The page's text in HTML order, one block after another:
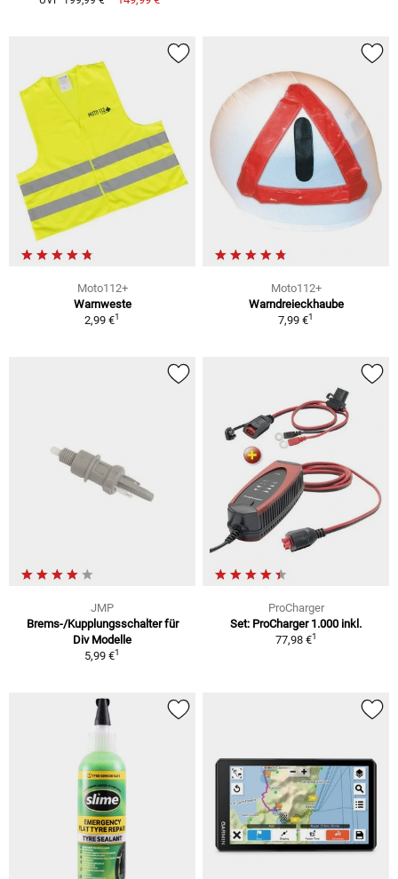
Moto112+
Warnweste
2,99 €1
Moto112+
Warndreieckhaube
7,99 €1
JMP
Brems-/Kupplungsschalter für
Div Modelle
5,99 €1
ProCharger
Set: ProCharger 1.000 inkl.
77,98 €1